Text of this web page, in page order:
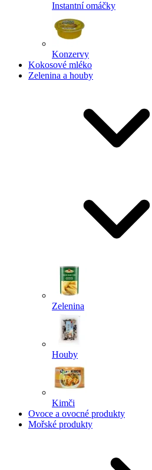
Instantní omáčky
Konzervy
Kokosové mléko
Zelenina a houby
Zelenina
Houby
Kimči
Ovoce a ovocné produkty
Mořské produkty